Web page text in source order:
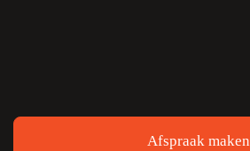
Afspraak maken